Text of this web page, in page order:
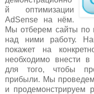
й оптимизации
AdSense на нём.
Мы отберем сайты по
над ними работу.
покажет на
необходимо внести
для того, чтобы
прибыли. Мы
и продемонстрируем